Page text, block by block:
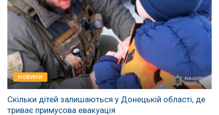
НОВИНИ
Скільки дітей залишаються у Донецькій області, де
триває примусова евакуація